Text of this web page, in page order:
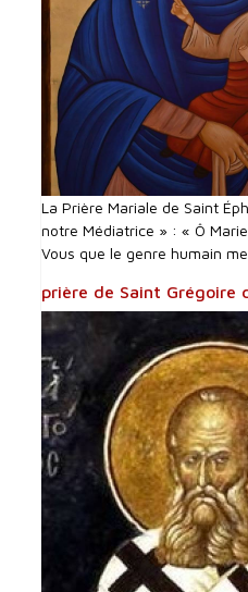
La Prière Mariale de Saint
notre Médiatrice » : « Ô
Vous que le genre humain
prière de Saint Grégoire